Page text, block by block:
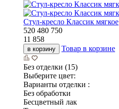
Стул-кресло Классик мягкое
520 480 750
11 858
в корзину Товар в корзине
Без отделки (15)
Выберите цвет:
Варианты отделки :
Без обработки
Бесцветный лак